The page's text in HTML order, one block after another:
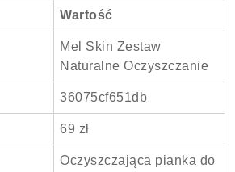
Wartość
Mel Skin Zestaw
Naturalne Oczyszczanie
36075cf651db
69 zł
Oczyszczająca pianka do